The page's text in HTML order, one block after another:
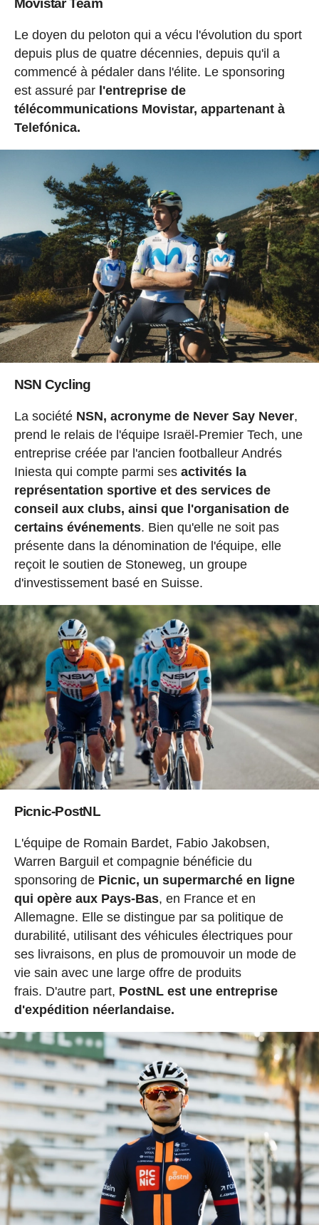
Movistar Team
Le doyen du peloton qui a vécu l'évolution du sport
depuis plus de quatre décennies, depuis qu'il a
commencé à pédaler dans l'élite. Le sponsoring
est assuré par l'entreprise de
télécommunications Movistar, appartenant à
Telefónica.
NSN Cycling
La société NSN, acronyme de Never Say Never,
prend le relais de l'équipe Israël-Premier Tech, une
entreprise créée par l'ancien footballeur Andrés
Iniesta qui compte parmi ses activités la
représentation sportive et des services de
conseil aux clubs, ainsi que l'organisation de
certains événements. Bien qu'elle ne soit pas
présente dans la dénomination de l'équipe, elle
reçoit le soutien de Stoneweg, un groupe
d'investissement basé en Suisse.
Picnic-PostNL
L'équipe de Romain Bardet, Fabio Jakobsen,
Warren Barguil et compagnie bénéficie du
sponsoring de Picnic, un supermarché en ligne
qui opère aux Pays-Bas, en France et en
Allemagne. Elle se distingue par sa politique de
durabilité, utilisant des véhicules électriques pour
ses livraisons, en plus de promouvoir un mode de
vie sain avec une large offre de produits
frais. D'autre part, PostNL est une entreprise
d'expédition néerlandaise.